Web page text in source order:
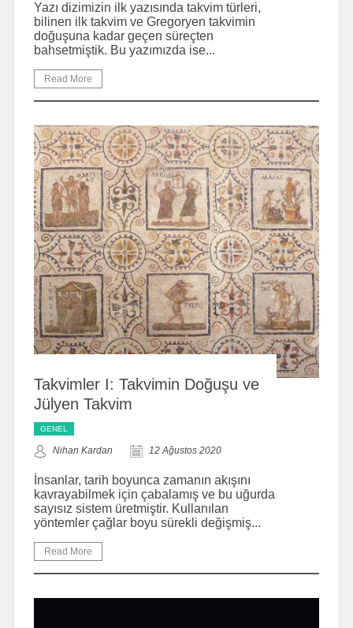
Yazı dizimizin ilk yazısında takvim türleri,
bilinen ilk takvim ve Gregoryen takvimin
doğuşuna kadar geçen süreçten
bahsetmiştik. Bu yazımızda ise...
Read More
Takvimler I: Takvimin Doğuşu ve
Jülyen Takvim
GENEL
Nihan Kardan 12 Ağustos 2020
İnsanlar, tarih boyunca zamanın akışını
kavrayabilmek için çabalamış ve bu uğurda
sayısız sistem üretmiştir. Kullanılan
yöntemler çağlar boyu sürekli değişmiş...
Read More